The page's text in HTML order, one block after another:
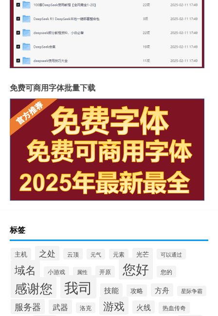
免费可商用字体批量下载
标签
主机 之处 云顶 元气 元素 光芒 可以通过
域名 小游戏 属性 开原 您好 您的
感谢您 我司 技能 攻略 方舟 星际争霸
服务器 武器 洛克 游戏 火线 热血传奇